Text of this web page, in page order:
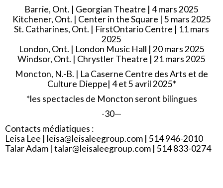
Barrie, Ont. | Georgian Theatre | 4 mars 2025
Kitchener, Ont. | Center in the Square | 5 mars 2025
St. Catharines, Ont. | FirstOntario Centre | 11 mars
2025
London, Ont. | London Music Hall | 20 mars 2025
Windsor, Ont. | Chrystler Theatre | 21 mars 2025
Moncton, N.-B. | La Caserne Centre des Arts et de
Culture Dieppe| 4 et 5 avril 2025*
*les spectacles de Moncton seront bilingues
-30—
Contacts médiatiques :
Leisa Lee | leisa@leisaleegroup.com | 514 946-2010
Talar Adam | talar@leisaleegroup.com | 514 833-0274